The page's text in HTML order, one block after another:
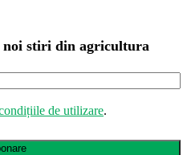
noi stiri din agricultura
de utilizare.